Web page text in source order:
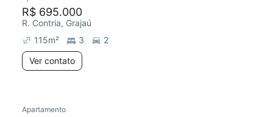
R$ 695.000
R. Contria, Grajaú
115m² 3
2
Ver contato
Apartamento